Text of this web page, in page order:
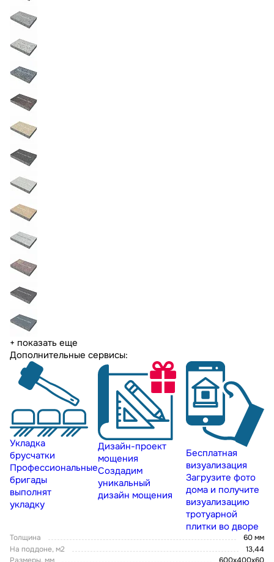
+ показать еще
Дополнительные сервисы:
Укладка
брусчатки
Профессиональные
бригады
выполнят
укладку
Дизайн-проект
мощения
Создадим
уникальный
дизайн мощения
Бесплатная
визуализация
Загрузите фото
дома и получите
визуализацию
тротуарной
плитки во дворе
Толщина
60 мм
На поддоне, м2
13,44